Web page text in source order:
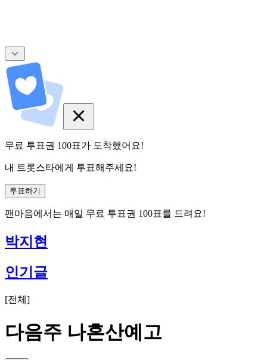
무료 투표권 100표가 도착했어요!
내 트롯스타에게 투표해주세요!
투표하기
팬마음에서는 매일 무료 투표권 100표를 드려요!
박지현
인기글
[전체 ]
다음주 나혼산예고